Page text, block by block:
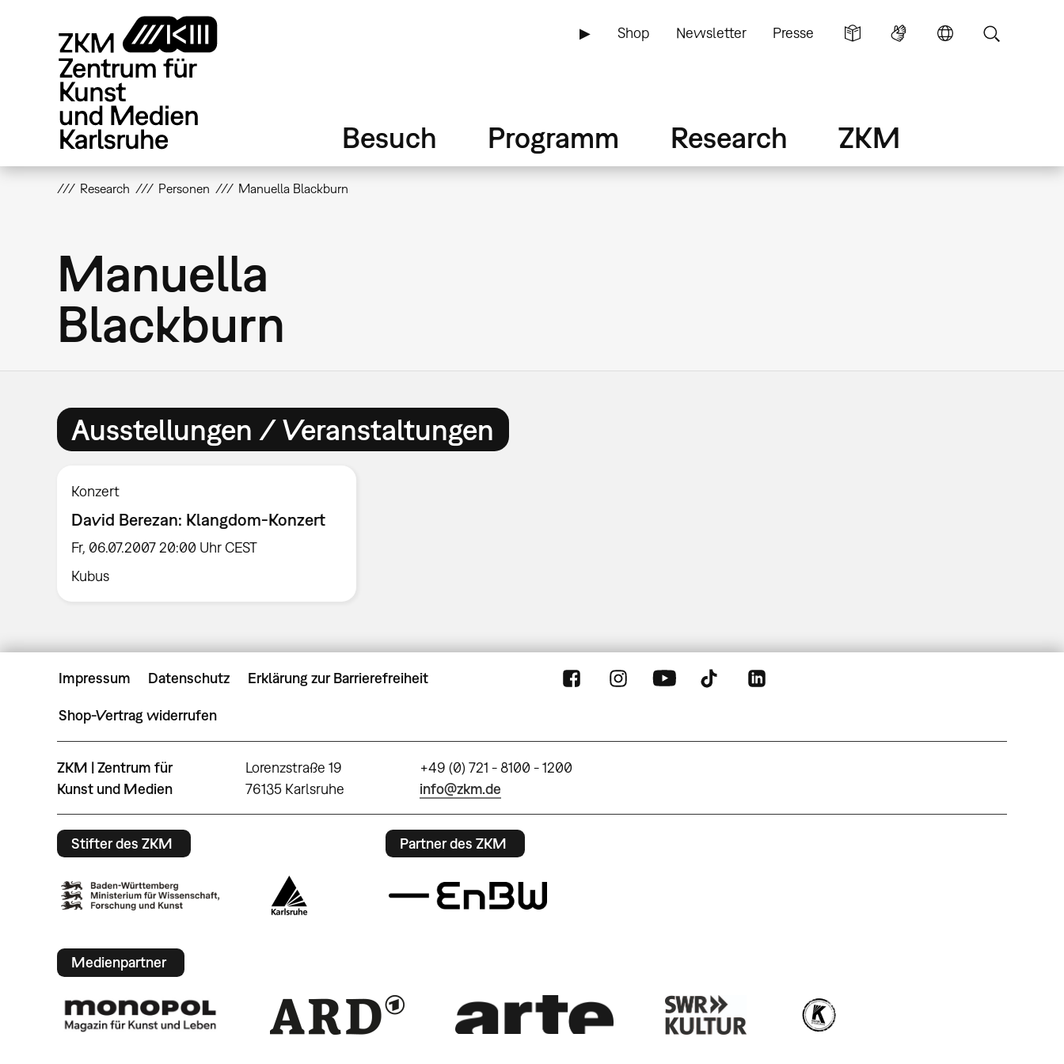
▶ Shop Newsletter Presse
Besuch Programm Research ZKM
Research Personen Manuella Blackburn
Manuella
Blackburn
Ausstellungen / Veranstaltungen
Konzert
David Berezan: Klangdom-Konzert
Fr, 06.07.2007 20:00 Uhr CEST
Kubus
Impressum Datenschutz Erklärung zur Barrierefreiheit
Shop-Vertrag widerrufen
ZKM | Zentrum für
Kunst und Medien
Lorenzstraße 19
76135 Karlsruhe
+49 (0) 721 - 8100 - 1200
info@zkm.de
Stifter des ZKM Partner des ZKM
Medienpartner